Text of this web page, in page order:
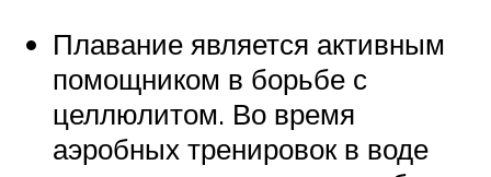
Плавание является активным
помощником в борьбе с
целлюлитом. Во время
аэробных тренировок в воде